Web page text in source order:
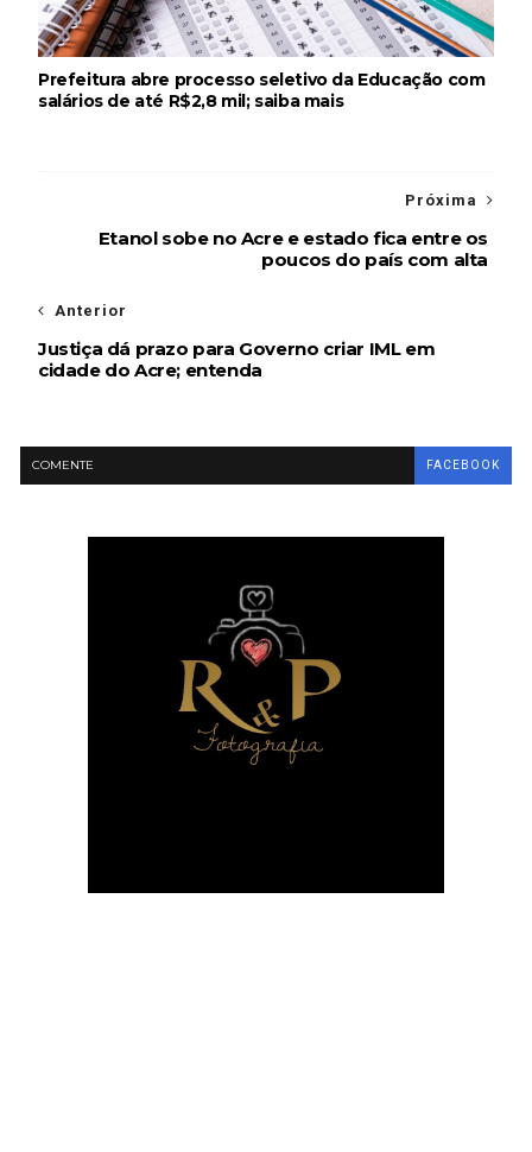
Prefeitura abre processo seletivo da Educação com
salários de até R$2,8 mil; saiba mais
Próxima
Etanol sobe no Acre e estado fica entre os
poucos do país com alta
Anterior
Justiça dá prazo para Governo criar IML em
cidade do Acre; entenda
COMENTE FACEBOOK